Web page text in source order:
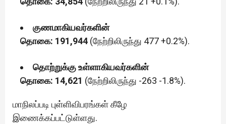
குணமாகியவர்களின்
தொகை: 191,944 (நேற்றிலிருந்து 477 +0.2%).
தொற்றுக்கு உள்ளாகியவர்களின்
தொகை: 14,621 (நேற்றிலிருந்து -263 -1.8%).
மாநிலப்படி புள்ளிவிபரங்கள் கீழே
இணைக்கப்பட்டுள்ளது.